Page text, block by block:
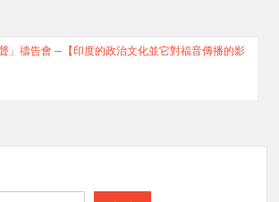
」禱告會 —【印度的政治文化並它對福音傳播的影